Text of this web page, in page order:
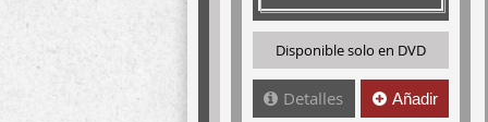
Disponible solo en DVD
Detalles Añadir